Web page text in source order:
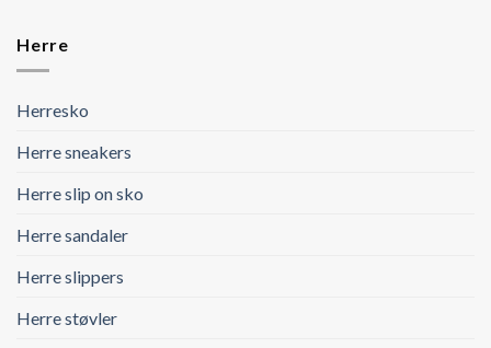
Herre
Herresko
Herre sneakers
Herre slip on sko
Herre sandaler
Herre slippers
Herre støvler